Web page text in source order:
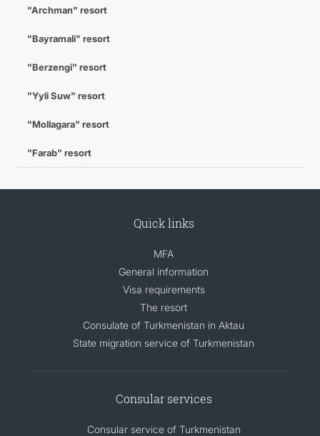
"Archman" resort
"Bayramali" resort
"Berzengi" resort
"Yyli Suw" resort
"Mollagara" resort
"Farab" resort
Quick links
MFA
General information
Visa requirements
The resort
Consulate of Turkmenistan in Aktau
State migration service of Turkmenistan
Consular services
Consular service of Turkmenistan